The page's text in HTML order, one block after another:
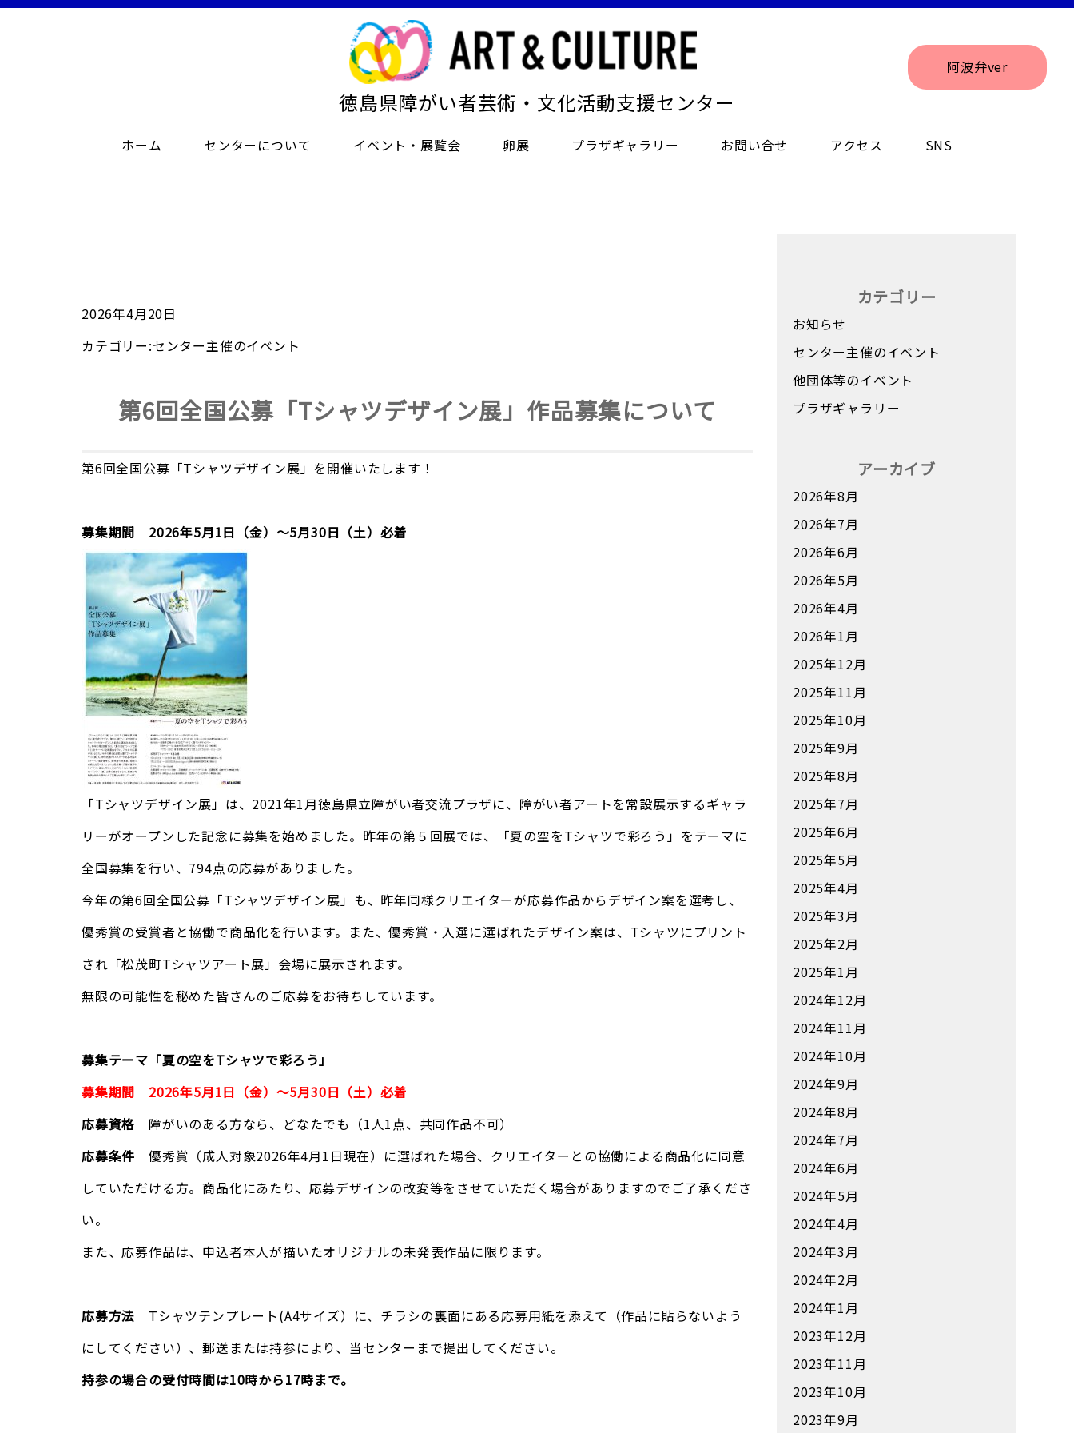
阿波弁ver
徳島県障がい者芸術・文化活動支援センター
ホーム センターについて イベント・展覧会 卵展 プラザギャラリー お問い合せ アクセス SNS
2026年4月20日
カテゴリー:センター主催のイベント
第6回全国公募「Tシャツデザイン展」作品募集について
第6回全国公募「Tシャツデザイン展」を開催いたします！
募集期間 2026年5月1日（金）～5月30日（土）必着
「Tシャツデザイン展」は、2021年1月徳島県立障がい者交流プラザに、障がい者アートを常設展示するギャラ
リーがオープンした記念に募集を始めました。昨年の第５回展では、「夏の空をTシャツで彩ろう」をテーマに
全国募集を行い、794点の応募がありました。
今年の第6回全国公募「Tシャツデザイン展」も、昨年同様クリエイターが応募作品からデザイン案を選考し、
優秀賞の受賞者と協働で商品化を行います。また、優秀賞・入選に選ばれたデザイン案は、Tシャツにプリント
され「松茂町Tシャツアート展」会場に展示されます。
無限の可能性を秘めた皆さんのご応募をお待ちしています。
募集テーマ「夏の空をTシャツで彩ろう」
募集期間 2026年5月1日（金）～5月30日（土）必着
応募資格 障がいのある方なら、どなたでも（1人1点、共同作品不可）
応募条件 優秀賞（成人対象2026年4月1日現在）に選ばれた場合、クリエイターとの協働による商品化に同意
していただける方。商品化にあたり、応募デザインの改変等をさせていただく場合がありますのでご了承くださ
い。
また、応募作品は、申込者本人が描いたオリジナルの未発表作品に限ります。
応募方法 Tシャツテンプレート(A4サイズ）に、チラシの裏面にある応募用紙を添えて（作品に貼らないよう
にしてください）、郵送または持参により、当センターまで提出してください。
持参の場合の受付時間は10時から17時まで。
カテゴリー
お知らせ
センター主催のイベント
他団体等のイベント
プラザギャラリー
アーカイブ
2026年8月
2026年7月
2026年6月
2026年5月
2026年4月
2026年1月
2025年12月
2025年11月
2025年10月
2025年9月
2025年8月
2025年7月
2025年6月
2025年5月
2025年4月
2025年3月
2025年2月
2025年1月
2024年12月
2024年11月
2024年10月
2024年9月
2024年8月
2024年7月
2024年6月
2024年5月
2024年4月
2024年3月
2024年2月
2024年1月
2023年12月
2023年11月
2023年10月
2023年9月